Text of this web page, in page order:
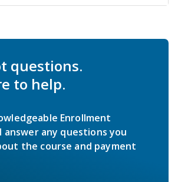
questions.
to help.
Enrollment
answer any questions you
the course and payment